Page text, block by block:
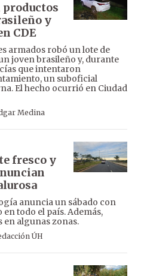
y
CDE
armados robó un lote de
joven brasileño y, durante
que intentaron
un suboficial
El hecho ocurrió en Ciudad
Medina
fresco y
anuncia un sábado con
todo el país. Además,
en algunas zonas.
ÚH